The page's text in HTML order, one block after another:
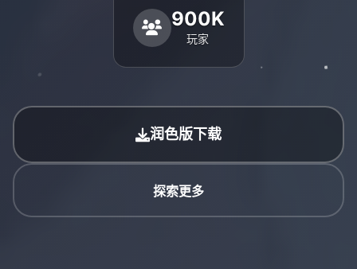
900K
玩家
润色版下载
探索更多